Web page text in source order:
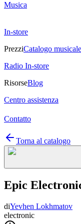
Musica
In-store
PrezziCatalogo musicale
Radio In-store
RisorseBlog
Centro assistenza
Contatto
Torna al catalogo
Epic
diYevhen Lokhmatov
electronic